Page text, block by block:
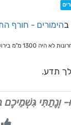
בהימורים - חורף
תדע.
וְנָתַתִּי